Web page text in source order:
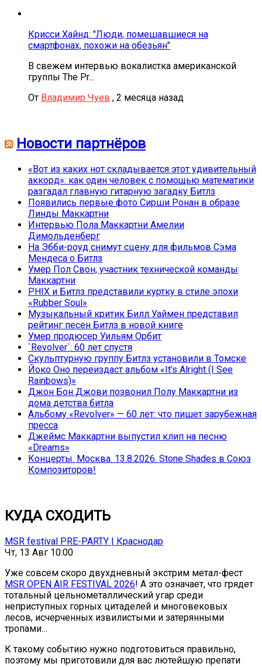
Крисси Хайнд: "Люди, помешавшиеся на
смартфонах, похожи на обезьян"
В свежем интервью вокалистка американской
группы The Pr...
От Владимир Чуев , 2 месяца назад
Новости партнёров
«Вот из каких нот складывается этот удивительный
аккорд»: как один человек с помощью математики
разгадал главную гитарную загадку Битлз
Появились первые фото Сирши Ронан в образе
Линды Маккартни
Интервью Пола Маккартни Амелии
Димольденберг
На Эбби-роуд снимут сцену для фильмов Сэма
Мендеса о Битлз
Умер Пол Свон, участник технической команды
Маккартни
PHIX и Битлз представили куртку в стиле эпохи
«Rubber Soul»
Музыкальный критик Билл Уаймен представил
рейтинг песен Битлз в новой книге
Умер продюсер Уильям Орбит
`Revolver`: 60 лет спустя
Скульптурную группу Битлз установили в Томске
Йоко Оно переиздаст альбом «It’s Alright (I See
Rainbows)»
Джон Бон Джови позвонил Полу Маккартни из
дома детства битла
Альбому «Revolver» — 60 лет: что пишет зарубежная
пресса
Джеймс Маккартни выпустил клип на песню
«Dreams»
Концерты. Москва. 13.8.2026. Stone Shades в Союз
Композиторов!
КУДА СХОДИТЬ
MSR festival PRE-PARTY | Краснодар
Чт, 13 Авг 10:00
Уже совсем скоро двухдневный экстрим метал-фест
MSR OPEN AIR FESTIVAL 2026! А это означает, что грядет
тотальный цельнометаллический угар среди
неприступных горных цитаделей и многовековых
лесов, исчерченных извилистыми и затерянными
тропами…
К такому событию нужно подготовиться правильно,
поэтому мы приготовили для вас лютейшую препати